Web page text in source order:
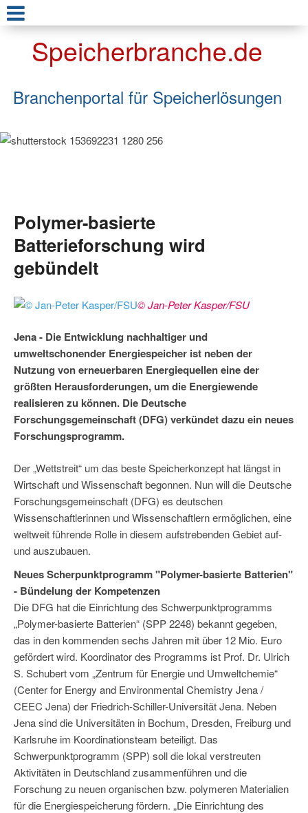
Speicherbranche.de
Branchenportal für Speicherlösungen
Polymer-basierte
Batterieforschung wird
gebündelt
© Jan-Peter Kasper/FSU
Jena - Die Entwicklung nachhaltiger und
umweltschonender Energiespeicher ist neben der
Nutzung von erneuerbaren Energiequellen eine der
größten Herausforderungen, um die Energiewende
realisieren zu können. Die Deutsche
Forschungsgemeinschaft (DFG) verkündet dazu ein neues
Forschungsprogramm.
Der „Wettstreit“ um das beste Speicherkonzept hat längst in
Wirtschaft und Wissenschaft begonnen. Nun will die Deutsche
Forschungsgemeinschaft (DFG) es deutschen
Wissenschaftlerinnen und Wissenschaftlern ermöglichen, eine
weltweit führende Rolle in diesem aufstrebenden Gebiet auf-
und auszubauen.
Neues Scherpunktprogramm "Polymer-basierte Batterien"
- Bündelung der Kompetenzen
Die DFG hat die Einrichtung des Schwerpunktprogramms
„Polymer-basierte Batterien“ (SPP 2248) bekannt gegeben,
das in den kommenden sechs Jahren mit über 12 Mio. Euro
gefördert wird. Koordinator des Programms ist Prof. Dr. Ulrich
S. Schubert vom „Zentrum für Energie und Umweltchemie“
(Center for Energy and Environmental Chemistry Jena /
CEEC Jena) der Friedrich-Schiller-Universität Jena. Neben
Jena sind die Universitäten in Bochum, Dresden, Freiburg und
Karlsruhe im Koordinationsteam beteiligt. Das
Schwerpunktprogramm (SPP) soll die lokal verstreuten
Aktivitäten in Deutschland zusammenführen und die
Forschung zu neuen organischen bzw. polymeren Materialien
für die Energiespeicherung fördern. „Die Einrichtung des